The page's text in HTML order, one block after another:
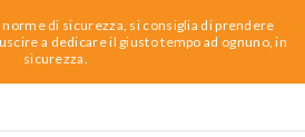
di sicurezza, si consiglia di prendere
a dedicare il giusto tempo ad ognuno, in
sicurezza.